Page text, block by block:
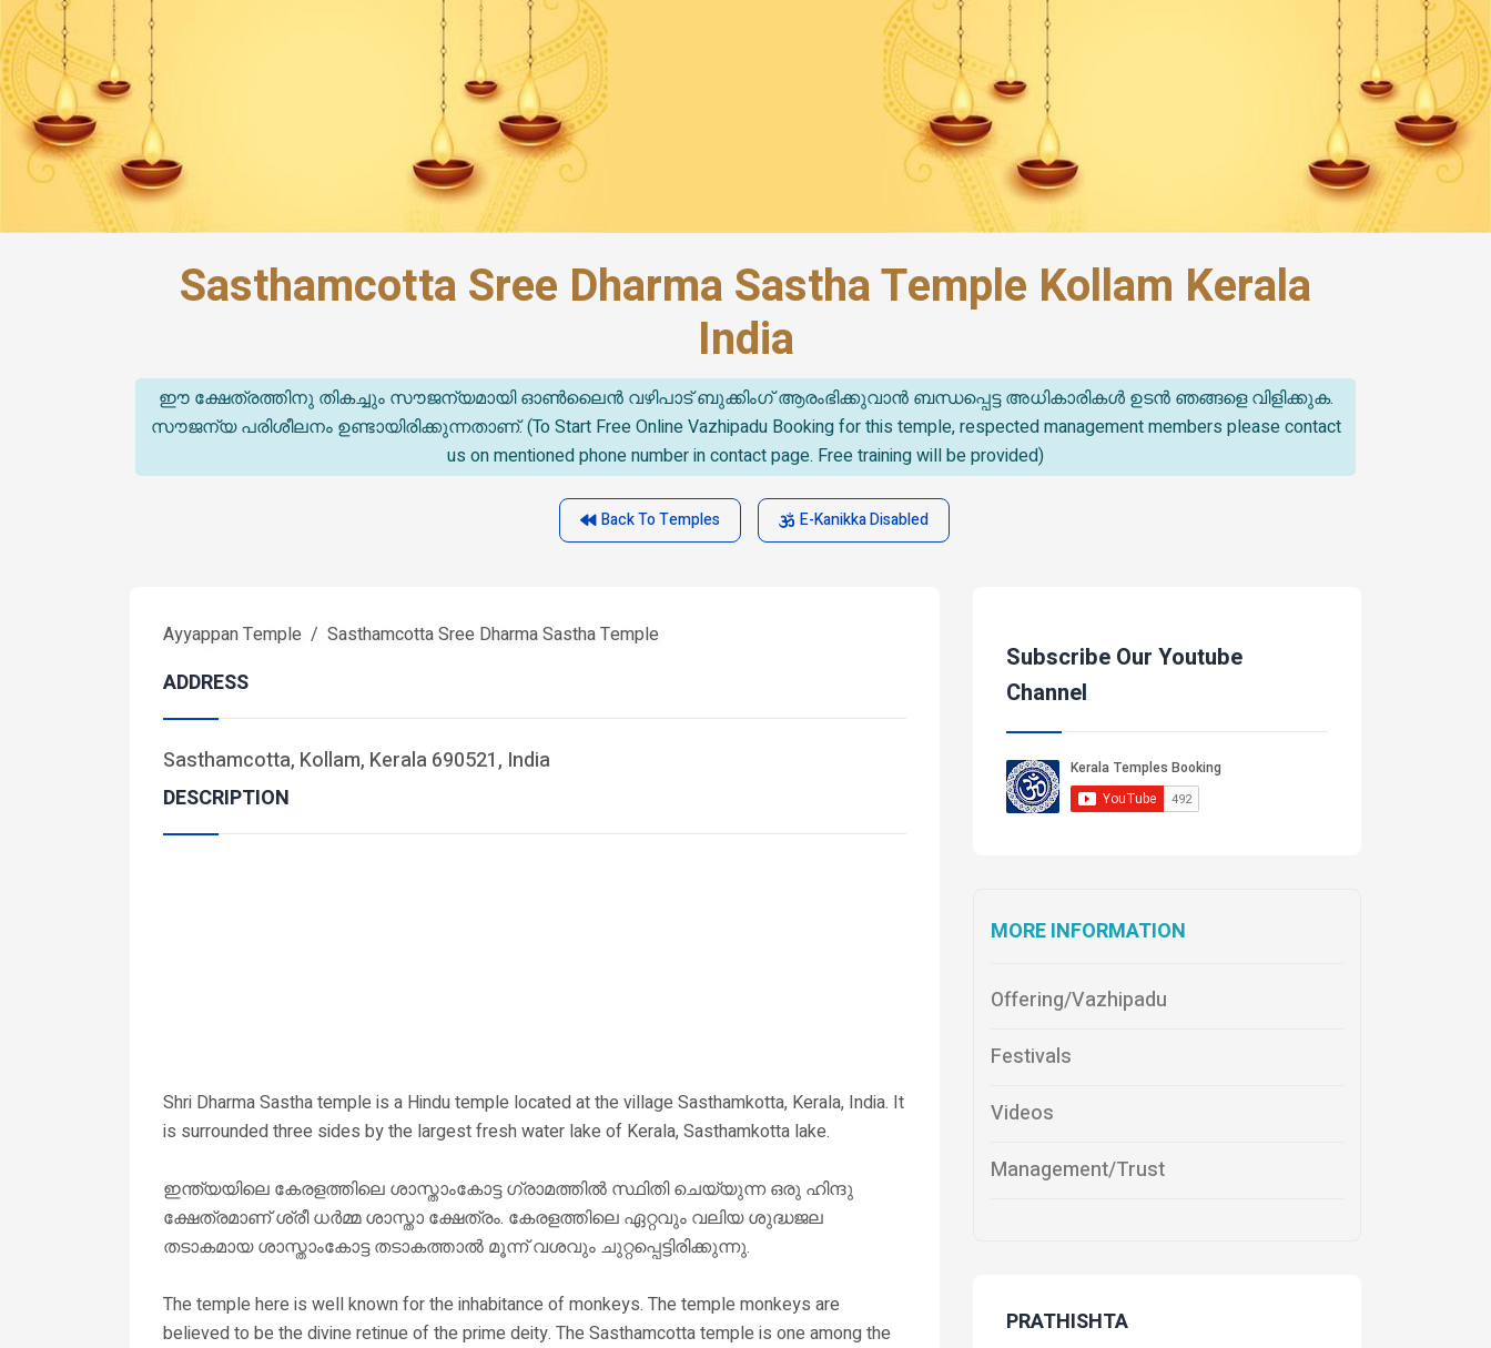
Sasthamcotta Sree Dharma Sastha Temple Kollam Kerala
India
ഈ ക്ഷേത്രത്തിനു തികച്ചും സൗജന്യമായി ഓൺലൈൻ വഴിപാട് ബുക്കിംഗ് ആരംഭിക്കുവാൻ ബന്ധപ്പെട്ട അധികാരികൾ ഉടൻ ഞങ്ങളെ വിളിക്കുക.
സൗജന്യ പരിശീലനം ഉണ്ടായിരിക്കുന്നതാണ്. (To Start Free Online Vazhipadu Booking for this temple, respected management members please contact
us on mentioned phone number in contact page. Free training will be provided)
Back To Temples E-Kanikka Disabled
Ayyappan Temple Sasthamcotta Sree Dharma Sastha Temple
ADDRESS
Sasthamcotta, Kollam, Kerala 690521, India
DESCRIPTION
Shri Dharma Sastha temple is a Hindu temple located at the village Sasthamkotta, Kerala, India. It
is surrounded three sides by the largest fresh water lake of Kerala, Sasthamkotta lake.
ഇന്ത്യയിലെ കേരളത്തിലെ ശാസ്താംകോട്ട ഗ്രാമത്തിൽ സ്ഥിതി ചെയ്യുന്ന ഒരു ഹിന്ദു
ക്ഷേത്രമാണ് ശ്രീ ധർമ്മ ശാസ്താ ക്ഷേത്രം. കേരളത്തിലെ ഏറ്റവും വലിയ ശുദ്ധജല
തടാകമായ ശാസ്താംകോട്ട തടാകത്താൽ മൂന്ന് വശവും ചുറ്റപ്പെട്ടിരിക്കുന്നു.
The temple here is well known for the inhabitance of monkeys. The temple monkeys are
believed to be the divine retinue of the prime deity. The Sasthamcotta temple is one among the
Subscribe Our Youtube
Channel
MORE INFORMATION
Offering/Vazhipadu
Festivals
Videos
Management/Trust
PRATHISHTA